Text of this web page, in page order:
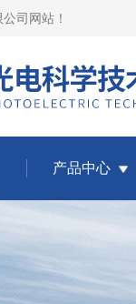
公司网站 ！
产品中心